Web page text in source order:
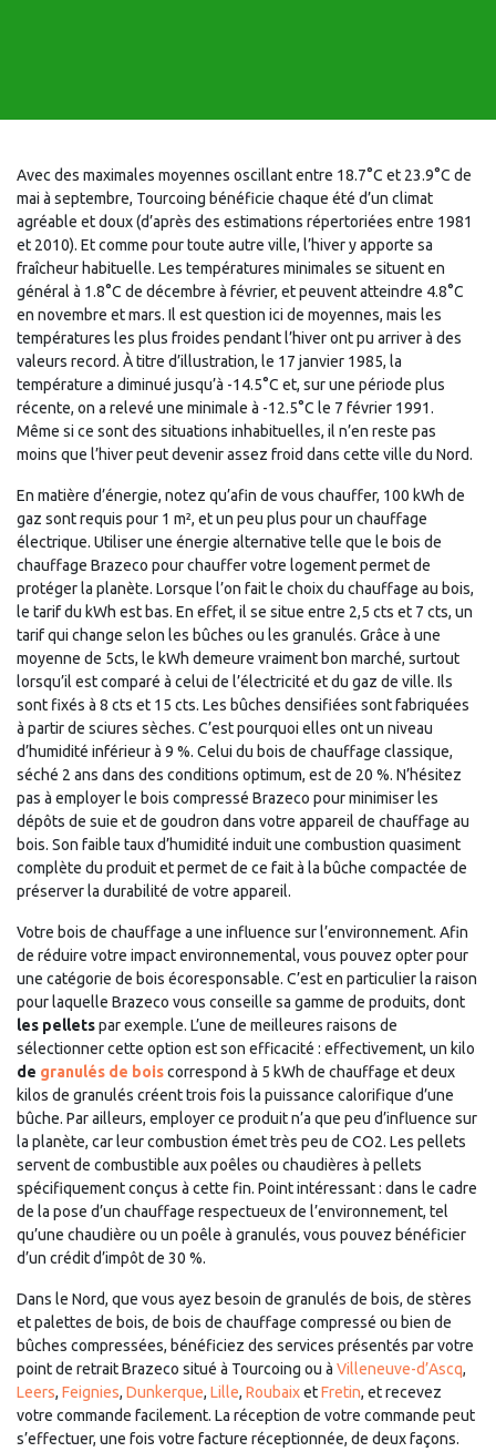
Avec des maximales moyennes oscillant entre 18.7°C et 23.9°C de
mai à septembre, Tourcoing bénéficie chaque été d’un climat
agréable et doux (d’après des estimations répertoriées entre 1981
et 2010). Et comme pour toute autre ville, l’hiver y apporte sa
fraîcheur habituelle. Les températures minimales se situent en
général à 1.8°C de décembre à février, et peuvent atteindre 4.8°C
en novembre et mars. Il est question ici de moyennes, mais les
températures les plus froides pendant l’hiver ont pu arriver à des
valeurs record. À titre d’illustration, le 17 janvier 1985, la
température a diminué jusqu’à -14.5°C et, sur une période plus
récente, on a relevé une minimale à -12.5°C le 7 février 1991.
Même si ce sont des situations inhabituelles, il n’en reste pas
moins que l’hiver peut devenir assez froid dans cette ville du Nord.
En matière d’énergie, notez qu’afin de vous chauffer, 100 kWh de
gaz sont requis pour 1 m², et un peu plus pour un chauffage
électrique. Utiliser une énergie alternative telle que le bois de
chauffage Brazeco pour chauffer votre logement permet de
protéger la planète. Lorsque l’on fait le choix du chauffage au bois,
le tarif du kWh est bas. En effet, il se situe entre 2,5 cts et 7 cts, un
tarif qui change selon les bûches ou les granulés. Grâce à une
moyenne de 5cts, le kWh demeure vraiment bon marché, surtout
lorsqu’il est comparé à celui de l’électricité et du gaz de ville. Ils
sont fixés à 8 cts et 15 cts. Les bûches densifiées sont fabriquées
à partir de sciures sèches. C’est pourquoi elles ont un niveau
d’humidité inférieur à 9 %. Celui du bois de chauffage classique,
séché 2 ans dans des conditions optimum, est de 20 %. N’hésitez
pas à employer le bois compressé Brazeco pour minimiser les
dépôts de suie et de goudron dans votre appareil de chauffage au
bois. Son faible taux d’humidité induit une combustion quasiment
complète du produit et permet de ce fait à la bûche compactée de
préserver la durabilité de votre appareil.
Votre bois de chauffage a une influence sur l’environnement. Afin
de réduire votre impact environnemental, vous pouvez opter pour
une catégorie de bois écoresponsable. C’est en particulier la raison
pour laquelle Brazeco vous conseille sa gamme de produits, dont
les pelletspar exemple. L’une de meilleures raisons de
sélectionner cette option est son efficacité : effectivement, un kilo
de granulés de boiscorrespond à 5 kWh de chauffage et deux
kilos de granulés créent trois fois la puissance calorifique d’une
bûche. Par ailleurs, employer ce produit n’a que peu d’influence sur
la planète, car leur combustion émet très peu de CO2. Les pellets
servent de combustible aux poêles ou chaudières à pellets
spécifiquement conçus à cette fin. Point intéressant : dans le cadre
de la pose d’un chauffage respectueux de l’environnement, tel
qu’une chaudière ou un poêle à granulés, vous pouvez bénéficier
d’un crédit d’impôt de 30 %.
Dans le Nord, que vous ayez besoin de granulés de bois, de stères
et palettes de bois, de bois de chauffage compressé ou bien de
bûches compressées, bénéficiez des services présentés par votre
point de retrait Brazeco situé à Tourcoing ou à Villeneuve-d’Ascq,
Leers, Feignies, Dunkerque, Lille, RoubaixetFretin, et recevez
votre commande facilement. La réception de votre commande peut
s’effectuer, une fois votre facture réceptionnée, de deux façons.